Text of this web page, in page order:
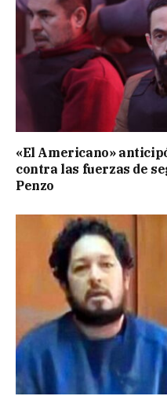
«El Americano»
contra las fuerzas de
Penzo